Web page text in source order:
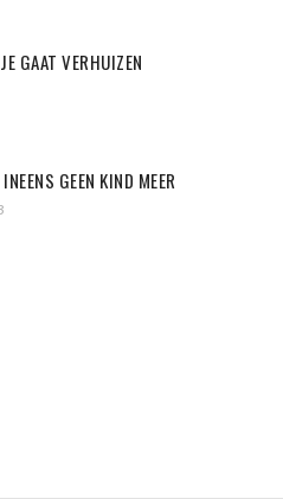
GAAT VERHUIZEN
GEEN KIND MEER